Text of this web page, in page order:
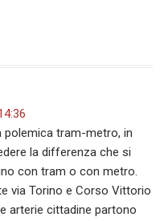
polemica tram-metro, in
la differenza che si
con tram o con metro.
via Torino e Corso Vittorio
arterie cittadine partono